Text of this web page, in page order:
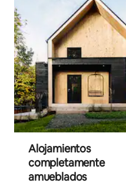
Alojamientos
completamente
amueblados